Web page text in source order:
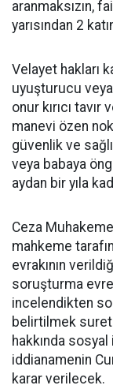
aranmaksızın,
yarısından 2
Velayet hakları
uyuşturucu veya
onur kırıcı
manevi özen
güvenlik ve
veya babaya
aydan bir yıla
Ceza
mahkeme
evrakının
soruşturma
incelendikten
belirtilmek
hakkında sosyal
iddianamenin
karar verilecek.